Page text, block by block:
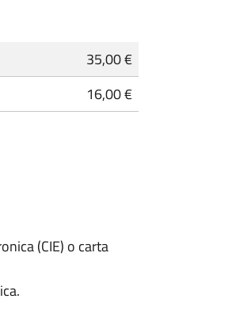
35,00 €
16,00 €
(CIE) o carta